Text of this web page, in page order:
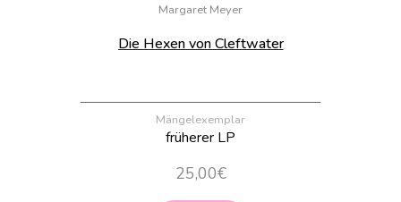
Margaret Meyer
Die Hexen von Cleftwater
Mängelexemplar
früherer LP
25,00€